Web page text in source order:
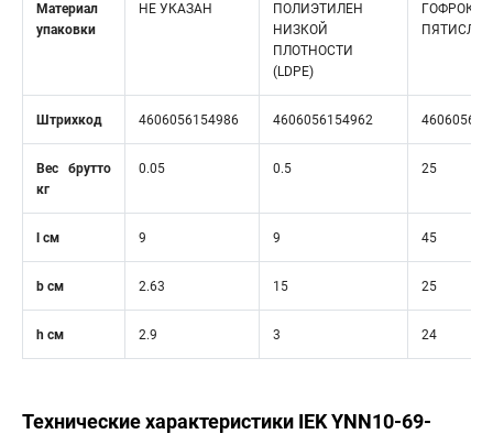
Материал
упаковки
НЕ УКАЗАН
ПОЛИЭТИЛЕН
НИЗКОЙ
ПЛОТНОСТИ
(LDPE)
Штрихкод 4606056154986 4606056154962
Вес брутто
кг
0.05 0.5 25
l см 9 9 45
b см 2.63 15 25
h см 2.9 3 24
Технические характеристики IEK YNN10-69-